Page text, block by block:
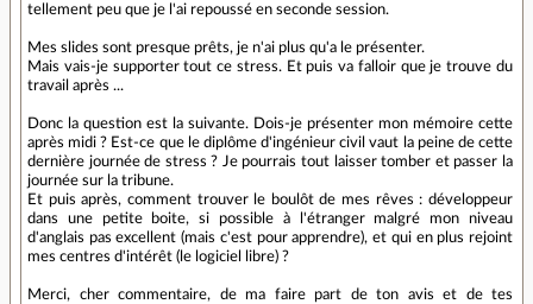
tellement peu que je l'ai repoussé en seconde session.
Mes slides sont presque prêts, je n'ai plus qu'a le présenter.
Mais vais-je supporter tout ce stress. Et puis va falloir que je trouve du
travail après ...
Donc la question est la suivante. Dois-je présenter mon mémoire cette
après midi ? Est-ce que le diplôme d'ingénieur civil vaut la peine de cette
dernière journée de stress ? Je pourrais tout laisser tomber et passer la
journée sur la tribune.
Et puis après, comment trouver le boulôt de mes rêves : développeur
dans une petite boite, si possible à l'étranger malgré mon niveau
d'anglais pas excellent (mais c'est pour apprendre), et qui en plus rejoint
mes centres d'intérêt (le logiciel libre) ?
Merci, cher commentaire, de ma faire part de ton avis et de tes